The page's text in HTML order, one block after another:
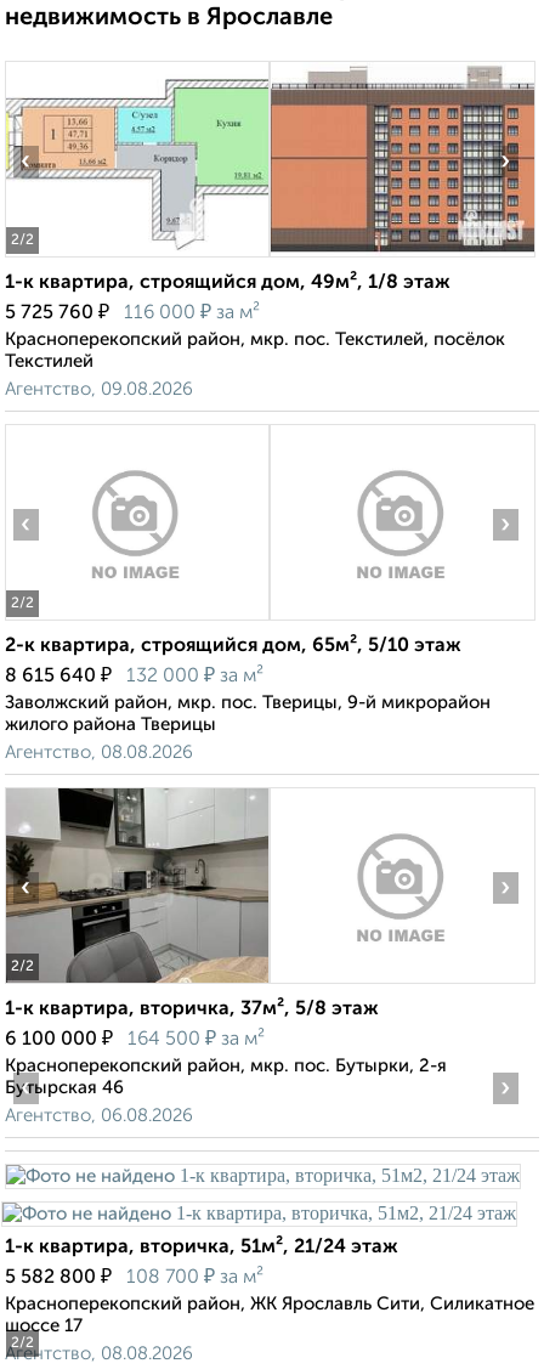
недвижимость в Ярославле
2/2
‹ ›
1-к квартира, строящийся дом, 49м², 1/8 этаж
5 725 760 ₽ 116 000 ₽ за м²
Красноперекопский район, мкр. пос. Текстилей, посёлок
Текстилей
Агентство, 09.08.2026
2/2
‹ ›
2-к квартира, строящийся дом, 65м², 5/10 этаж
8 615 640 ₽ 132 000 ₽ за м²
Заволжский район, мкр. пос. Тверицы, 9-й микрорайон
жилого района Тверицы
Агентство, 08.08.2026
2/2
‹ ›
1-к квартира, вторичка, 37м², 5/8 этаж
6 100 000 ₽ 164 500 ₽ за м²
Красноперекопский район, мкр. пос. Бутырки, 2-я
Бутырская 46
Агентство, 06.08.2026
2/2
‹ ›
1-к квартира, вторичка, 51м², 21/24 этаж
5 582 800 ₽ 108 700 ₽ за м²
Красноперекопский район, ЖК Ярославль Сити, Силикатное
шоссе 17
Агентство, 08.08.2026